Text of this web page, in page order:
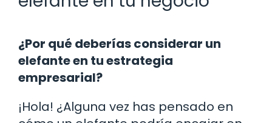
¿Por qué deberías considerar un
elefante en tu estrategia
empresarial?
¡Hola! ¿Alguna vez has pensado en